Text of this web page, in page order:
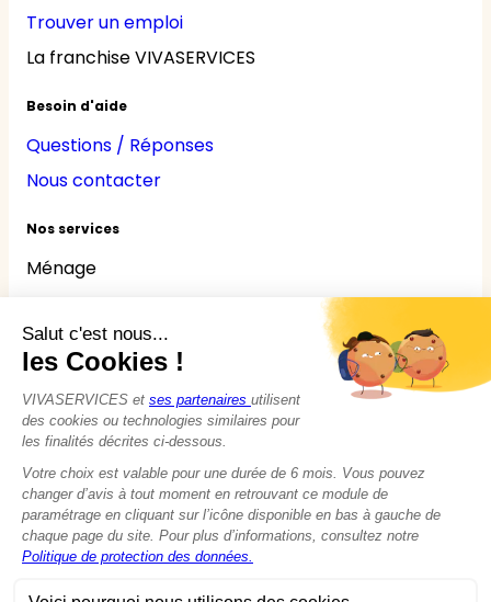
Trouver un emploi
La franchise VIVASERVICES
Besoin d'aide
Questions / Réponses
Nous contacter
Nos services
Ménage
Jardinage
Bricolage
Nounou
Seniors
Handicaps
© 2015 - 2026VIVASERVICES
Modifier vos préférences en matière de cookies